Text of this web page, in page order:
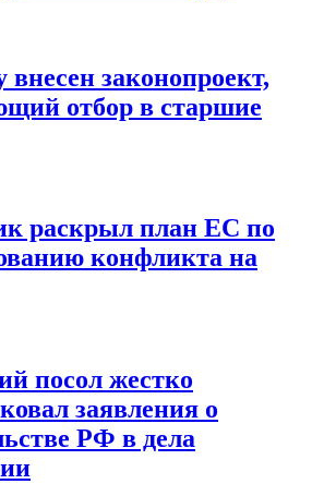
внесен законопроект,
отбор в старшие
раскрыл план ЕС по
конфликта на
посол жестко
заявления о
РФ в дела